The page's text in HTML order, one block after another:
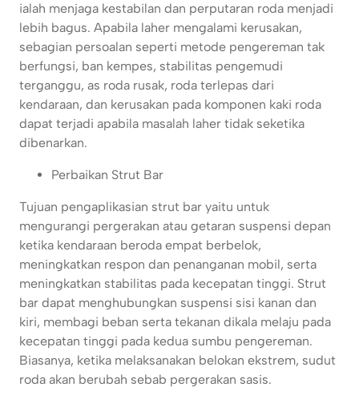
ialah menjaga kestabilan dan perputaran roda menjadi
lebih bagus. Apabila laher mengalami kerusakan,
sebagian persoalan seperti metode pengereman tak
berfungsi, ban kempes, stabilitas pengemudi
terganggu, as roda rusak, roda terlepas dari
kendaraan, dan kerusakan pada komponen kaki roda
dapat terjadi apabila masalah laher tidak seketika
dibenarkan.
Perbaikan Strut Bar
Tujuan pengaplikasian strut bar yaitu untuk
mengurangi pergerakan atau getaran suspensi depan
ketika kendaraan beroda empat berbelok,
meningkatkan respon dan penanganan mobil, serta
meningkatkan stabilitas pada kecepatan tinggi. Strut
bar dapat menghubungkan suspensi sisi kanan dan
kiri, membagi beban serta tekanan dikala melaju pada
kecepatan tinggi pada kedua sumbu pengereman.
Biasanya, ketika melaksanakan belokan ekstrem, sudut
roda akan berubah sebab pergerakan sasis.